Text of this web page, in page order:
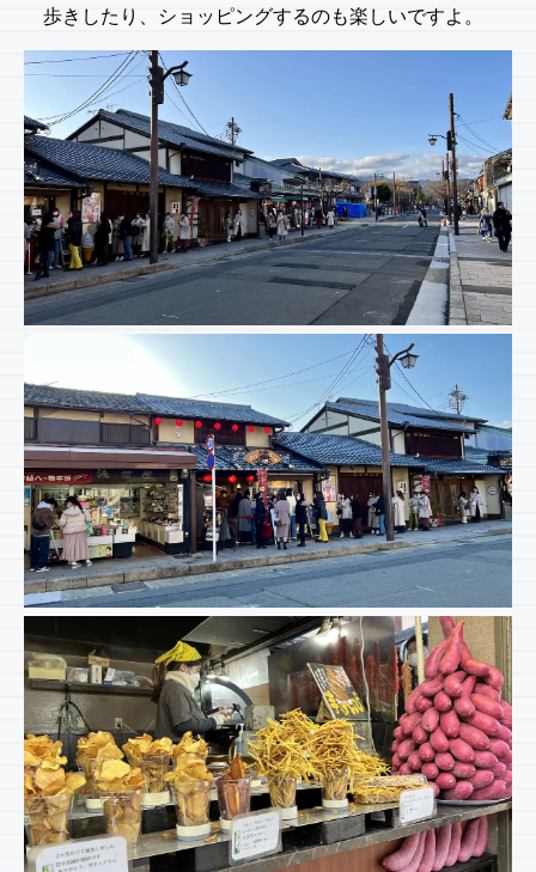
歩きしたり、ショッピングするのも楽しいですよ。